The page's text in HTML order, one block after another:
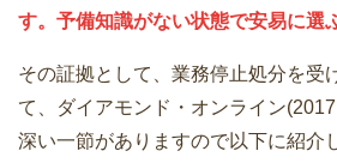
す。予備知識がない状態で安易に選
その証拠として、業務停止処分を受
て、ダイアモンド・オンライン
深い一節がありますので以下に紹介